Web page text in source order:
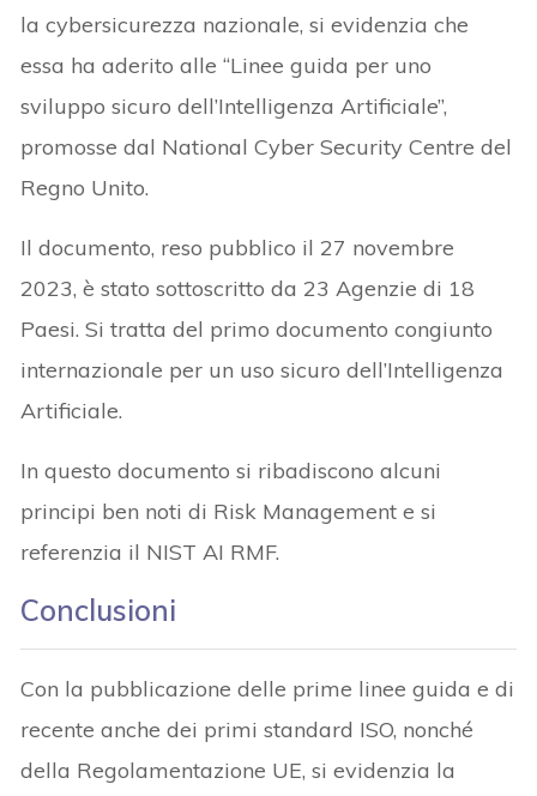
la cybersicurezza nazionale, si evidenzia che
essa ha aderito alle “Linee guida per uno
sviluppo sicuro dell’Intelligenza Artificiale”,
promosse dal National Cyber Security Centre del
Regno Unito.
Il documento, reso pubblico il 27 novembre
2023, è stato sottoscritto da 23 Agenzie di 18
Paesi. Si tratta del primo documento congiunto
internazionale per un uso sicuro dell’Intelligenza
Artificiale.
In questo documento si ribadiscono alcuni
principi ben noti di Risk Management e si
referenzia il NIST AI RMF.
Conclusioni
Con la pubblicazione delle prime linee guida e di
recente anche dei primi standard ISO, nonché
della Regolamentazione UE, si evidenzia la